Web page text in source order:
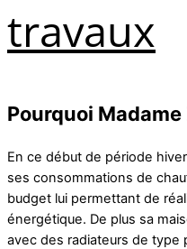
travaux
Pourquoi Madame
En ce début de période
ses consommations de
budget lui permettant de
énergétique. De plus sa
avec des radiateurs de type